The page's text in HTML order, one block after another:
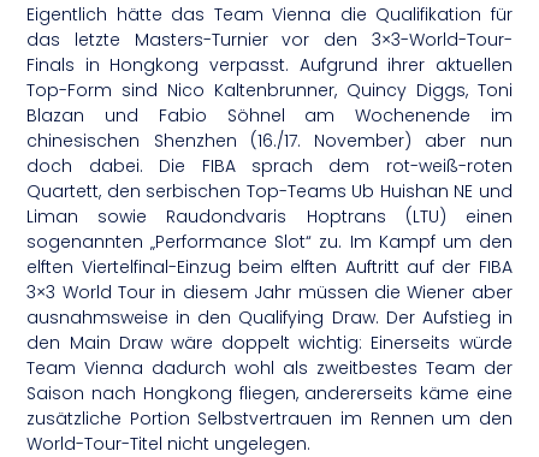
Eigentlich hätte das Team Vienna die Qualifikation für
das letzte Masters-Turnier vor den 3×3-World-Tour-
Finals in Hongkong verpasst. Aufgrund ihrer aktuellen
Top-Form sind Nico Kaltenbrunner, Quincy Diggs, Toni
Blazan und Fabio Söhnel am Wochenende im
chinesischen Shenzhen (16./17. November) aber nun
doch dabei. Die FIBA sprach dem rot-weiß-roten
Quartett, den serbischen Top-Teams Ub Huishan NE und
Liman sowie Raudondvaris Hoptrans (LTU) einen
sogenannten „Performance Slot“ zu. Im Kampf um den
elften Viertelfinal-Einzug beim elften Auftritt auf der FIBA
3×3 World Tour in diesem Jahr müssen die Wiener aber
ausnahmsweise in den Qualifying Draw. Der Aufstieg in
den Main Draw wäre doppelt wichtig: Einerseits würde
Team Vienna dadurch wohl als zweitbestes Team der
Saison nach Hongkong fliegen, andererseits käme eine
zusätzliche Portion Selbstvertrauen im Rennen um den
World-Tour-Titel nicht ungelegen.